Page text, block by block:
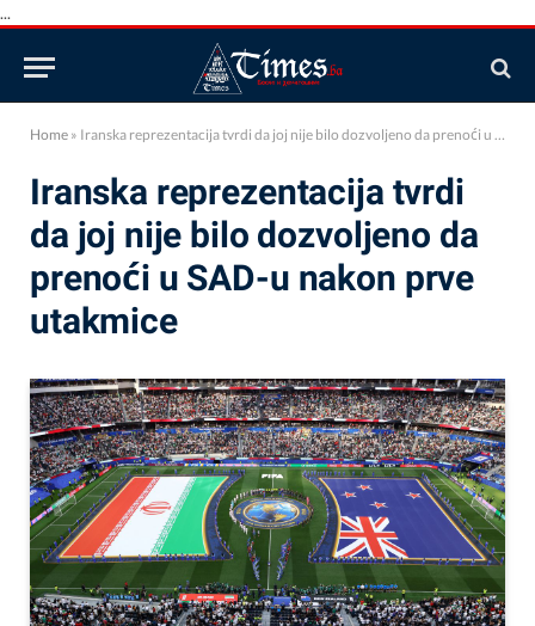
...
Home » Iranska reprezentacija tvrdi da joj nije bilo dozvoljeno da prenoći u SAD-u nakon prve utakmice
Iranska reprezentacija tvrdi
da joj nije bilo dozvoljeno da
prenoći u SAD-u nakon prve
utakmice